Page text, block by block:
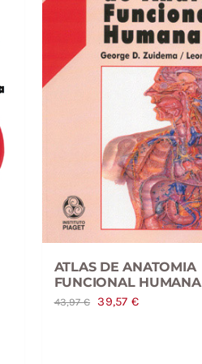
ATLAS DE ANATOMIA
FUNCIONAL HUMANA
43,97€ O
39,57 €O